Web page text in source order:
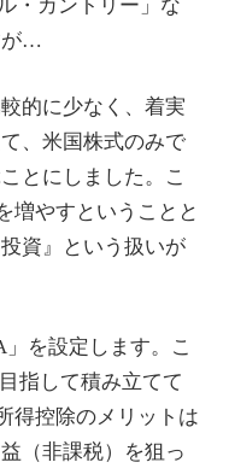
・カントリー」な
が…
的に少なく、着実
、米国株式のみで
とにしました。こ
増やすということと
資』という扱いが
を設定します。こ
指して積み立てて
得控除のメリットは
（非課税）を狙っ